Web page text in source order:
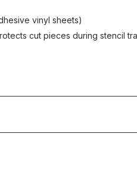
vinyl sheets)
cut pieces during stencil